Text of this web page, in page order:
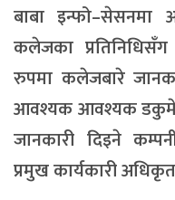
बाबा इन्फो–सेसनमा
कलेजका प्रतिनिधिसँग
रुपमा कलेजबारे
आवश्यक आवश्यक
जानकारी दिइने
प्रमुख कार्यकारी